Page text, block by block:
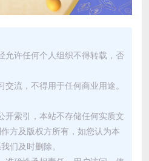
允许任何个人组织不得转载，否
流，不得用于任何商业用途。
开索引，本站不存储任何实质文
方及版权方所有，如您认为本
们及时删除。